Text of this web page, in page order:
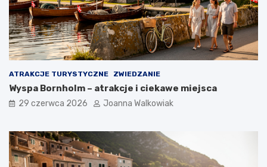
ATRAKCJE TURYSTYCZNE ZWIEDZANIE
Wyspa Bornholm – atrakcje i ciekawe miejsca
29 czerwca 2026 Joanna Walkowiak